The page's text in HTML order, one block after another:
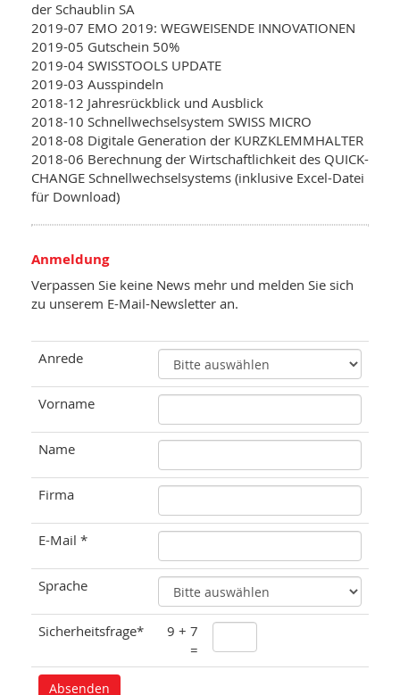
der Schaublin SA
2019-07 EMO 2019: WEGWEISENDE INNOVATIONEN
2019-05 Gutschein 50%
2019-04 SWISSTOOLS UPDATE
2019-03 Ausspindeln
2018-12 Jahresrückblick und Ausblick
2018-10 Schnellwechselsystem SWISS MICRO
2018-08 Digitale Generation der KURZKLEMMHALTER
2018-06 Berechnung der Wirtschaftlichkeit des QUICK-
CHANGE Schnellwechselsystems (inklusive Excel-Datei
für Download)
Anmeldung
Verpassen Sie keine News mehr und melden Sie sich
zu unserem E-Mail-Newsletter an.
Anrede
Vorname
Name
Firma
E-Mail *
Sprache
Sicherheitsfrage*
9 + 7
=